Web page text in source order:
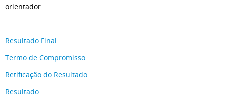
orientador.
Resultado Final
Termo de Compromisso
Retificação do Resultado
Resultado